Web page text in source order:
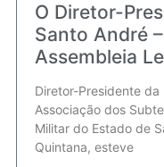
O Diretor-
Santo André
Assembleia
Diretor-Presidente da
Associação dos
Militar do Estado de
Quintana, esteve